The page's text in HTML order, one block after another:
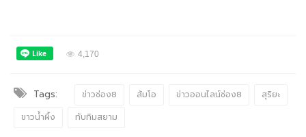
4,170
Tags: ข่าวช่อง8 ส้มโอ ข่าวออนไลน์ช่อง8
สุริยะ
ขาวน้ำผึ้ง
ทับทิมสยาม